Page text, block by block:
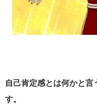
自己肯定感とは何かと
す。